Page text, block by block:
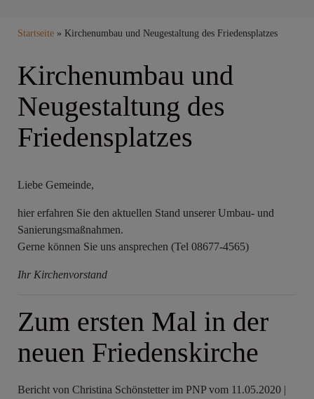
Breadcrumb
Startseite Kirchenumbau und Neugestaltung des Friedensplatzes
Kirchenumbau und
Neugestaltung des
Friedensplatzes
Liebe Gemeinde,
hier erfahren Sie den aktuellen Stand unserer Umbau- und
Sanierungsmaßnahmen.
Gerne können Sie uns ansprechen (Tel 08677-4565)
Ihr Kirchenvorstand
Zum ersten Mal in der
neuen Friedenskirche
Bericht von Christina Schönstetter im PNP vom 11.05.2020 |